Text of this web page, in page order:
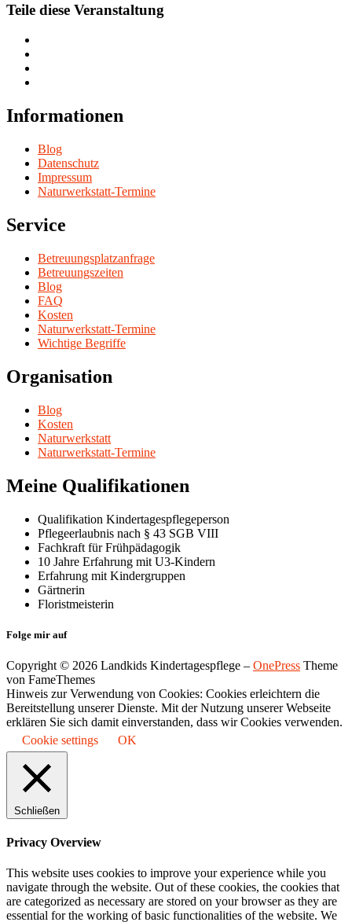
Teile diese Veranstaltung
Informationen
Blog
Datenschutz
Impressum
Naturwerkstatt-Termine
Service
Betreuungsplatzanfrage
Betreuungszeiten
Blog
FAQ
Kosten
Naturwerkstatt-Termine
Wichtige Begriffe
Organisation
Blog
Kosten
Naturwerkstatt
Naturwerkstatt-Termine
Meine Qualifikationen
Qualifikation Kindertagespflegeperson
Pflegeerlaubnis nach § 43 SGB VIII
Fachkraft für Frühpädagogik
10 Jahre Erfahrung mit U3-Kindern
Erfahrung mit Kindergruppen
Gärtnerin
Floristmeisterin
Folge mir auf
Copyright © 2026 Landkids Kindertagespflege – OnePress Theme
von FameThemes
Hinweis zur Verwendung von Cookies: Cookies erleichtern die
Bereitstellung unserer Dienste. Mit der Nutzung unserer Webseite
erklären Sie sich damit einverstanden, dass wir Cookies verwenden.
Cookie settings
OK
Schließen
Privacy Overview
This website uses cookies to improve your experience while you
navigate through the website. Out of these cookies, the cookies that
are categorized as necessary are stored on your browser as they are
essential for the working of basic functionalities of the website. We